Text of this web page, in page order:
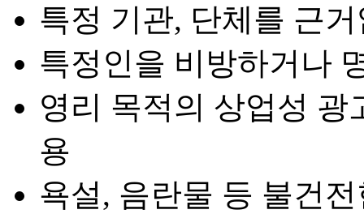
특정 기관, 단체를 근
특정인을 비방하거나
영리 목적의 상업성 광
용
욕설, 음란물 등 불건